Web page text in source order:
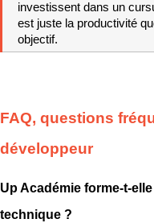
investissent dans un
est juste la productivité
objectif.
FAQ, questions
développeur
Up Académie forme-t-
technique ?